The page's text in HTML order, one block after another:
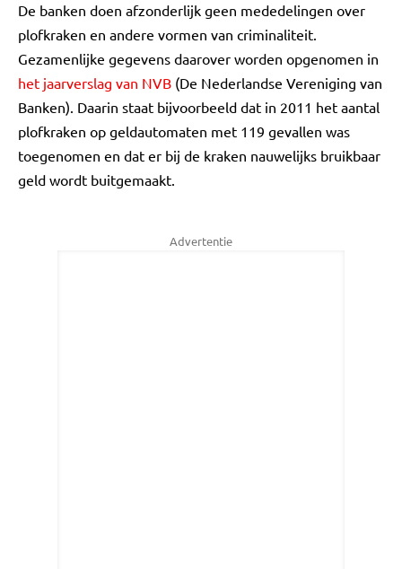
De banken doen afzonderlijk geen mededelingen over
plofkraken en andere vormen van criminaliteit.
Gezamenlijke gegevens daarover worden opgenomen in
het jaarverslag van NVB (De Nederlandse Vereniging van
Banken). Daarin staat bijvoorbeeld dat in 2011 het aantal
plofkraken op geldautomaten met 119 gevallen was
toegenomen en dat er bij de kraken nauwelijks bruikbaar
geld wordt buitgemaakt.
Advertentie